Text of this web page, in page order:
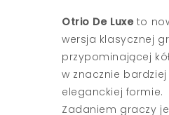
Otrio De Luxeto
wersja klasycznej
przypominającej
w znacznie bardziej
eleganckiej formie.
Zadaniem graczy